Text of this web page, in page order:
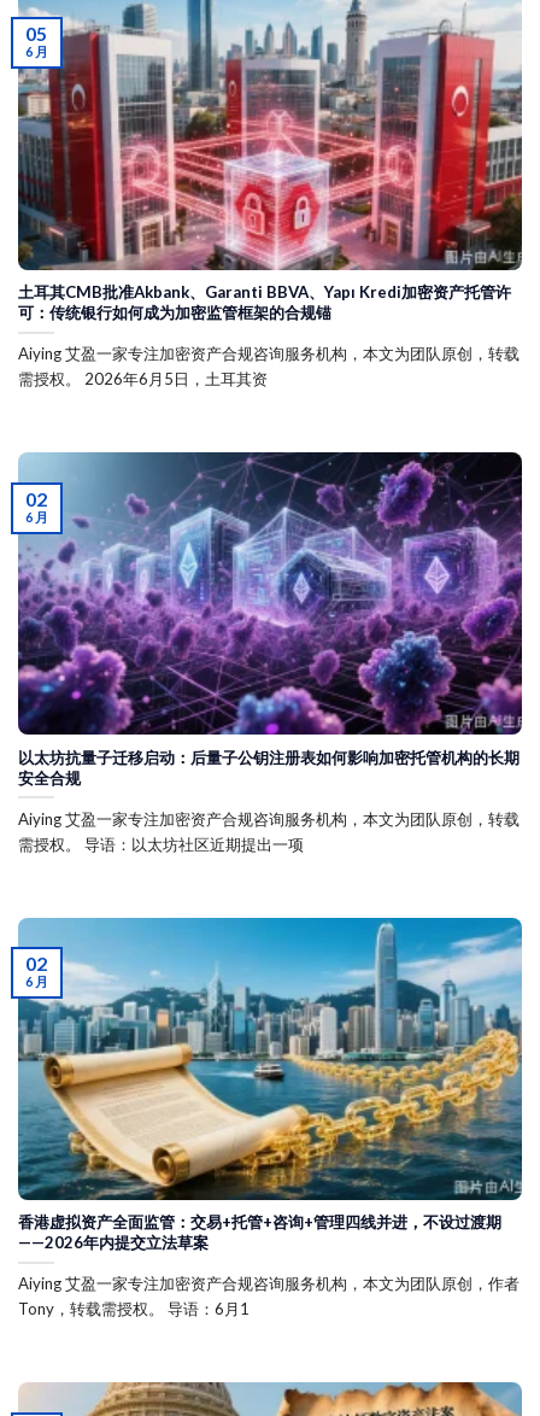
土耳其CMB批准Akbank、Garanti BBVA、Yapı Kredi加密资产托管许
可：传统银行如何成为加密监管框架的合规锚
Aiying 艾盈一家专注加密资产合规咨询服务机构，本文为团队原创，转载
需授权。 2026年6月5日，土耳其资
05
6 月
以太坊抗量子迁移启动：后量子公钥注册表如何影响加密托管机构的长期
安全合规
Aiying 艾盈一家专注加密资产合规咨询服务机构，本文为团队原创，转载
需授权。 导语：以太坊社区近期提出一项
02
6 月
香港虚拟资产全面监管：交易+托管+咨询+管理四线并进，不设过渡期
——2026年内提交立法草案
Aiying 艾盈一家专注加密资产合规咨询服务机构，本文为团队原创，作者
Tony，转载需授权。 导语：6月1
02
6 月